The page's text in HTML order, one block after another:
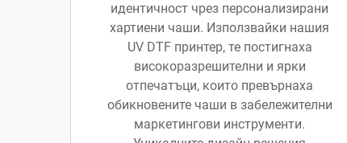
идентичност чрез персонализирани
хартиени чаши. Използвайки нашия
UV DTF принтер, те постигнаха
високоразрешителни и ярки
отпечатъци, които превърнаха
обикновените чаши в забележителни
маркетингови инструменти.